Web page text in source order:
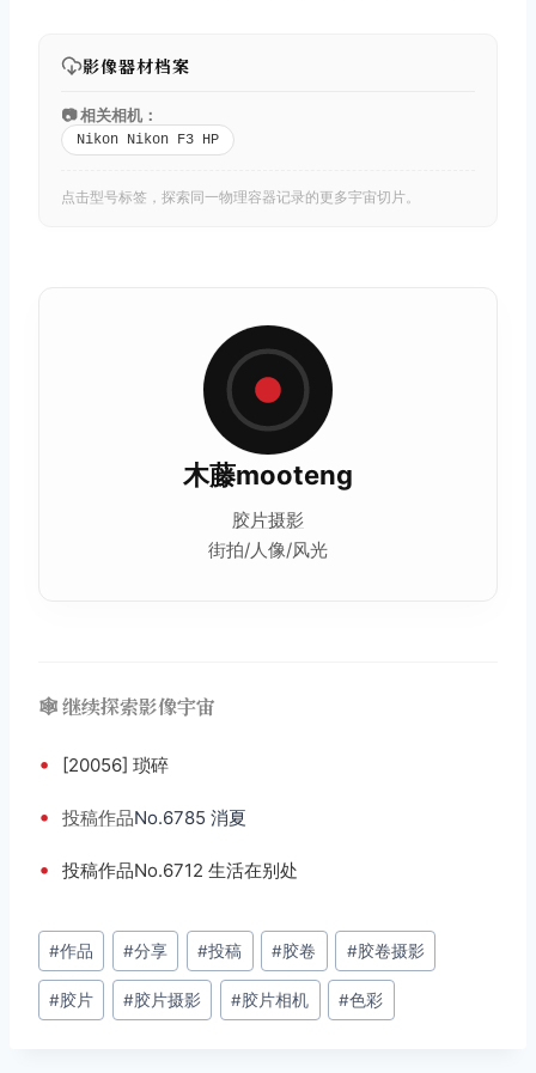
影像器材档案
📷 相关相机：
Nikon Nikon F3 HP
点击型号标签，探索同一物理容器记录的更多宇宙切片。
木藤mooteng
胶片摄影
街拍/人像/风光
🕸️ 继续探索影像宇宙
• [20056] 琐碎
• 投稿作品No.6785 消夏
• 投稿作品No.6712 生活在别处
文
章
标
#作品 #分享 #投稿 #胶卷 #胶卷摄影
#胶片 #胶片摄影 #胶片相机 #色彩